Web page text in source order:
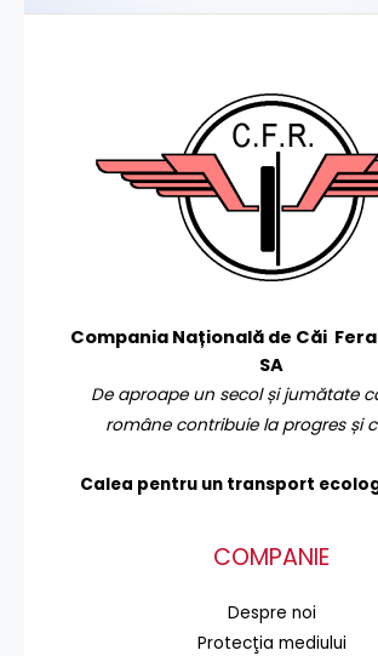
Compania Națională de Căi
SA
De aproape un secol și jumătate
române contribuie la progres și
Calea pentru un transport
COMPANIE
Despre noi
Protecţia mediului